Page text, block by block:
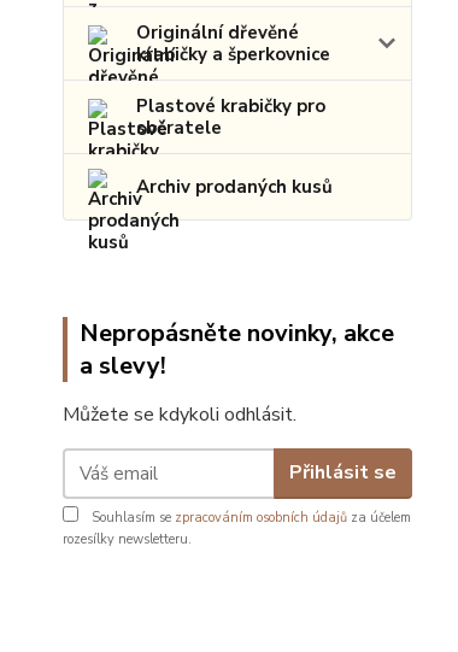
Originální dřevěné
krabičky a šperkovnice
Plastové krabičky pro
sběratele
Archiv prodaných kusů
Nepropásněte novinky, akce
a slevy!
Můžete se kdykoli odhlásit.
Přihlásit se
Souhlasím se zpracováním osobních údajů za účelem
rozesílky newsletteru.